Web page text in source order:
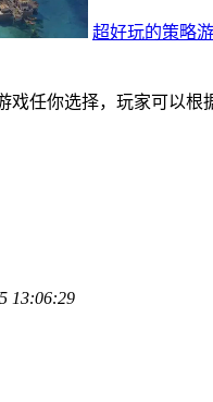
超好玩的策略
任你选择，玩家可以根
13:06:29